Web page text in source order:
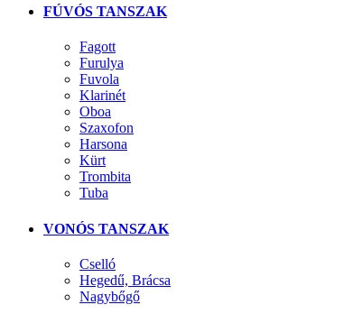
FÚVÓS TANSZAK
Fagott
Furulya
Fuvola
Klarinét
Oboa
Szaxofon
Harsona
Kürt
Trombita
Tuba
VONÓS TANSZAK
Cselló
Hegedű, Brácsa
Nagybőgő